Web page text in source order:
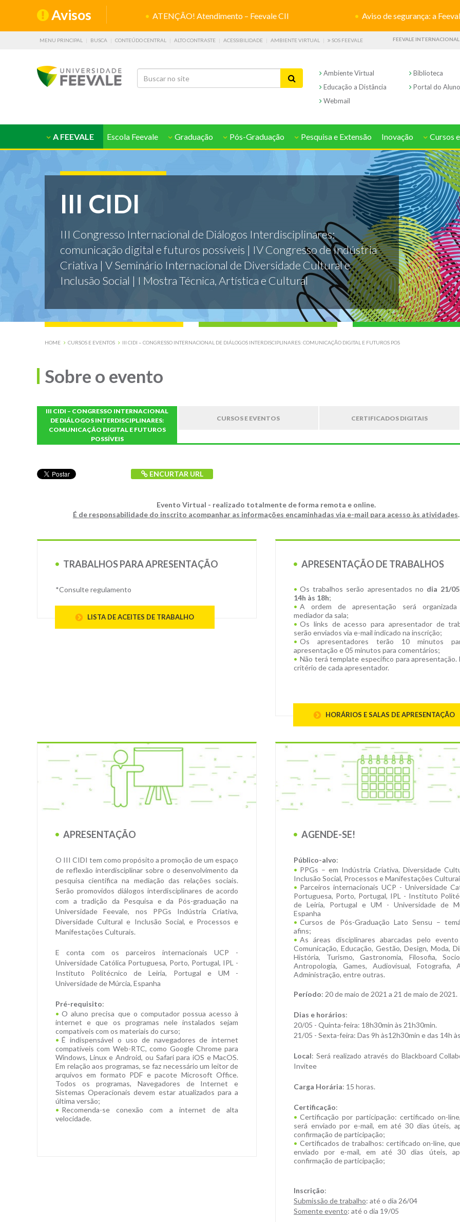
Avisos ATENÇÃO! Atendimento – Feevale CII Aviso de segurança: a Feevale
MENU PRINCIPAL BUSCA CONTEÚDO CENTRAL ALTO CONTRASTE ACESSIBILIDADE AMBIENTE VIRTUAL SOS FEEVALE FEEVALE INTERNACIONAL
Ambiente Virtual
Biblioteca
Educação a Distância
Portal do Aluno
Webmail
A FEEVALE Escola Feevale Graduação Pós-Graduação Pesquisa e Extensão Inovação Cursos
III CIDI
III Congresso Internacional de Diálogos Interdisciplinares:
comunicação digital e futuros possíveis | IV Congresso de Indústria
Criativa | V Seminário Internacional de Diversidade Cultural e
Inclusão Social | I Mostra Técnica, Artística e Cultural
HOME CURSOS E EVENTOS III CIDI – CONGRESSO INTERNACIONAL DE DIÁLOGOS INTERDISCIPLINARES: COMUNICAÇÃO DIGITAL E FUTUROS POS
Sobre o evento
III CIDI – CONGRESSO INTERNACIONAL
DE DIÁLOGOS INTERDISCIPLINARES:
COMUNICAÇÃO DIGITAL E FUTUROS
POSSÍVEIS
CURSOS E EVENTOS CERTIFICADOS DIGITAIS
ENCURTAR URL
Evento Virtual - realizado totalmente de forma remota e online.
É de responsabilidade do inscrito acompanhar as informações encaminhadas via e-mail para acesso às atividades.
TRABALHOS PARA APRESENTAÇÃO
*Consulte regulamento
LISTA DE ACEITES DE TRABALHO
APRESENTAÇÃO DE TRABALHOS
Os trabalhos serão apresentados no dia 21/
14h às 18h;
A ordem de apresentação será organizada
mediador da sala;
Os links de acesso para apresentador de
serão enviados via e-mail indicado na inscrição;
Os apresentadores terão 10 minutos
apresentação e 05 minutos para comentários;
Não terá template específico para apresentação.
critério de cada apresentador.
HORÁRIOS E SALAS DE APRESENTAÇÃO
APRESENTAÇÃO
O III CIDI tem como propósito a promoção de um espaço
de reflexão interdisciplinar sobre o desenvolvimento da
pesquisa científica na mediação das relações sociais.
Serão promovidos diálogos interdisciplinares de acordo
com a tradição da Pesquisa e da Pós-graduação na
Universidade Feevale, nos PPGs Indústria Criativa,
Diversidade Cultural e Inclusão Social, e Processos e
Manifestações Culturais.
E conta com os parceiros internacionais UCP -
Universidade Católica Portuguesa, Porto, Portugal, IPL -
Instituto Politécnico de Leiria, Portugal e UM -
Universidade de Múrcia, Espanha
Pré-requisito:
O aluno precisa que o computador possua acesso à
internet e que os programas nele instalados sejam
compatíveis com os materiais do curso;
É indispensável o uso de navegadores de internet
compatíveis com Web-RTC, como Google Chrome para
Windows, Linux e Android, ou Safari para iOS e MacOS.
Em relação aos programas, se faz necessário um leitor de
arquivos em formato PDF e pacote Microsoft Office.
Todos os programas, Navegadores de Internet e
Sistemas Operacionais devem estar atualizados para a
última versão;
Recomenda-se conexão com a internet de alta
velocidade.
AGENDE-SE!
Público-alvo:
PPGs – em Indústria Criativa, Diversidade
Inclusão Social, Processos e Manifestações
Parceiros internacionais UCP - Universidade
Portuguesa, Porto, Portugal, IPL - Instituto
de Leiria, Portugal e UM - Universidade de
Espanha
Cursos de Pós-Graduação Lato Sensu –
afins;
As áreas disciplinares abarcadas pelo
Comunicação, Educação, Gestão, Design, Moda,
História, Turismo, Gastronomia, Filosofia,
Antropologia, Games, Audiovisual, Fotografia,
Administração, entre outras.
Período: 20 de maio de 2021 a 21 de maio de 2021.
Dias e horários:
20/05 - Quinta-feira: 18h30min às 21h30min.
21/05 - Sexta-feira: Das 9h às12h30min e das 14h
Local: Será realizado através do Blackboard
Invitee
Carga Horária: 15 horas.
Certificação:
Certificação por participação: certificado on-
será enviado por e-mail, em até 30 dias úteis,
confirmação de participação;
Certificados de trabalhos: certificado on-line,
enviado por e-mail, em até 30 dias úteis,
confirmação de participação;
Inscrição:
Submissão de trabalho: até o dia 26/04
Somente evento: até o dia 19/05